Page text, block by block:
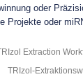
oder
Projekte oder
TRIzol-